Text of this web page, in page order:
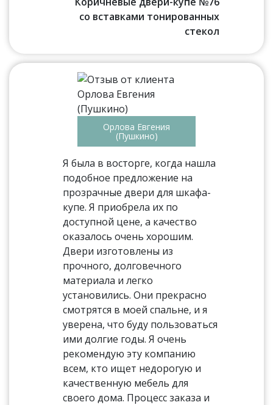
со вставками тонированных
стекол
Орлова Евгения
(Пушкино)
Я была в восторге, когда нашла
подобное предложение на
прозрачные двери для шкафа-
купе. Я приобрела их по
доступной цене, а качество
оказалось очень хорошим.
Двери изготовлены из
прочного, долговечного
материала и легко
установились. Они прекрасно
смотрятся в моей спальне, и я
уверена, что буду пользоваться
ими долгие годы. Я очень
рекомендую эту компанию
всем, кто ищет недорогую и
качественную мебель для
своего дома. Процесс заказа и